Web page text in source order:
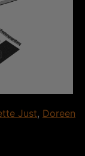
Just, Doreen